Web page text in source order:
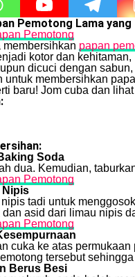
Pemotong Lama
membersihkan papan
kotor dan
dicuci dengan
untuk membersihkan
baru! Jom cuba dan
Soda
dua. Kemudian,
Nipis
tadi untuk
asid dari limau nipis
cuka ke atas
tersebut
Berus Besi